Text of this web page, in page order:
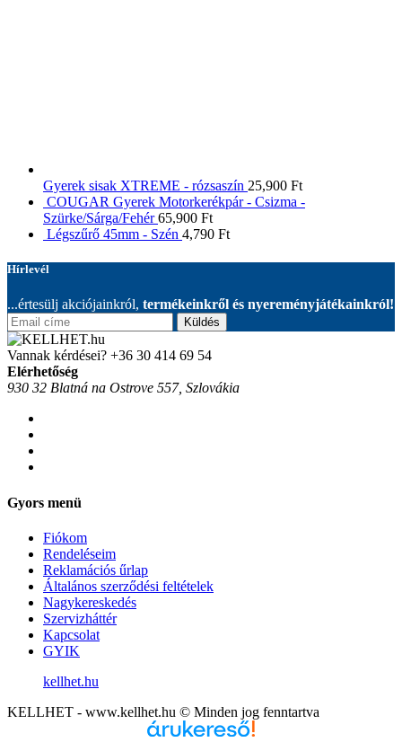
Gyerek sisak XTREME - rózsaszín 25,900 Ft
COUGAR Gyerek Motorkerékpár - Csizma -
Szürke/Sárga/Fehér 65,900 Ft
Légszűrő 45mm - Szén 4,790 Ft
Hírlevél
...értesülj akciójainkról, termékeinkről és nyereményjátékainkról!
Küldés
Vannak kérdései? +36 30 414 69 54
Elérhetőség
930 32 Blatná na Ostrove 557, Szlovákia
Gyors menü
Fiókom
Rendeléseim
Reklamációs űrlap
Általános szerződési feltételek
Nagykereskedés
Szervizháttér
Kapcsolat
GYIK
kellhet.hu
KELLHET - www.kellhet.hu © Minden jog fenntartva